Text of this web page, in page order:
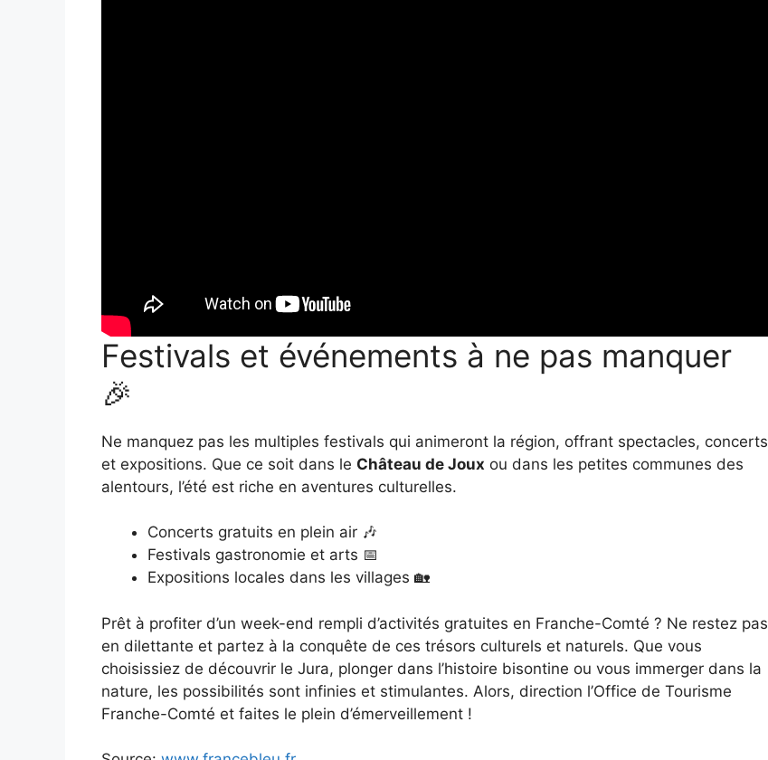
Festivals et événements à ne pas manquer
🎉
Ne manquez pas les multiples festivals qui animeront la région, offrant spectacles, concerts
et expositions. Que ce soit dans le Château de Joux ou dans les petites communes des
alentours, l’été est riche en aventures culturelles.
Concerts gratuits en plein air 🎶
Festivals gastronomie et arts 📅
Expositions locales dans les villages 🏡
Prêt à profiter d’un week-end rempli d’activités gratuites en Franche-Comté ? Ne restez pas
en dilettante et partez à la conquête de ces trésors culturels et naturels. Que vous
choisissiez de découvrir le Jura, plonger dans l’histoire bisontine ou vous immerger dans la
nature, les possibilités sont infinies et stimulantes. Alors, direction l’Office de Tourisme
Franche-Comté et faites le plein d’émerveillement !